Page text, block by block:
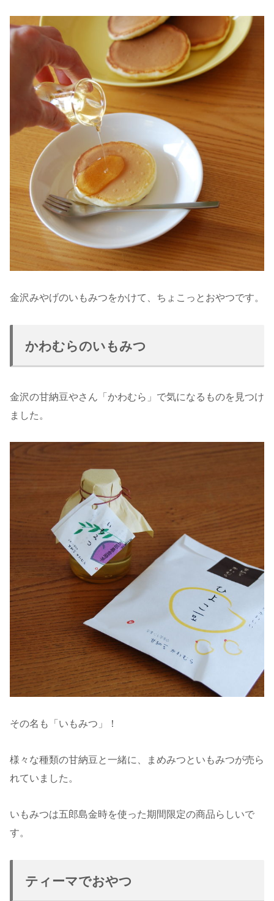
金沢みやげのいもみつをかけて、ちょこっとおやつです。
かわむらのいもみつ
金沢の甘納豆やさん「かわむら」で気になるものを見つけ
ました。
その名も「いもみつ」！
様々な種類の甘納豆と一緒に、まめみつといもみつが売ら
れていました。
いもみつは五郎島金時を使った期間限定の商品らしいで
す。
ティーマでおやつ